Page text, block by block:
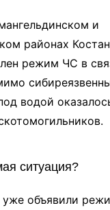
и
районах
режим ЧС в
водой
ситуация?
уже объявили